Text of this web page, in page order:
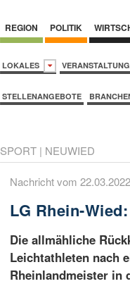
REGION POLITIK
LOKALES
STELLENANGEBOTE
SPORT | NEUWIED
Nachricht vom
LG Rhein-
Die allmähliche
Leichtathleten nach
Rheinlandmeister in